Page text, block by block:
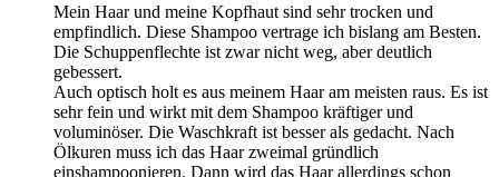
Mein Haar und meine Kopfhaut sind sehr trocken und
empfindlich. Diese Shampoo vertrage ich bislang am Besten.
Die Schuppenflechte ist zwar nicht weg, aber deutlich
gebessert.
Auch optisch holt es aus meinem Haar am meisten raus. Es ist
sehr fein und wirkt mit dem Shampoo kräftiger und
voluminöser. Die Waschkraft ist besser als gedacht. Nach
Ölkuren muss ich das Haar zweimal gründlich
einshampoonieren. Dann wird das Haar allerdings schon